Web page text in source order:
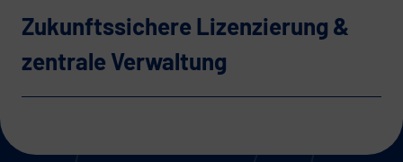
Zukunftssichere Lizenzierung &
zentrale Verwaltung